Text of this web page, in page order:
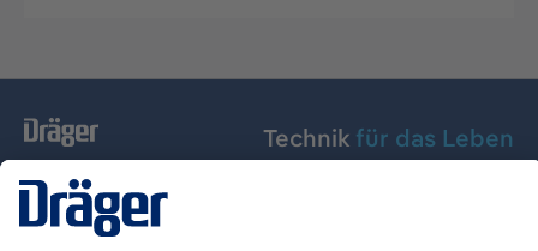
Technik für das Leben
Dräger Austria GmbH